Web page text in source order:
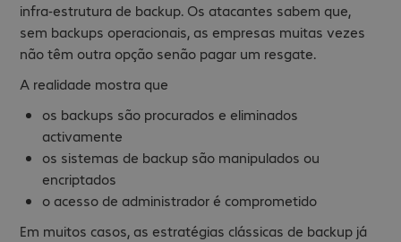
infra-estrutura de backup. Os atacantes sabem que,
sem backups operacionais, as empresas muitas vezes
não têm outra opção senão pagar um resgate.
A realidade mostra que
os backups são procurados e eliminados
activamente
os sistemas de backup são manipulados ou
encriptados
o acesso de administrador é comprometido
Em muitos casos, as estratégias clássicas de backup já